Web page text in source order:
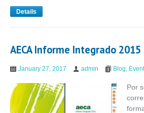
Details
AECA Informe Integrado 2015
January 27, 2017 admin Blog,
Por